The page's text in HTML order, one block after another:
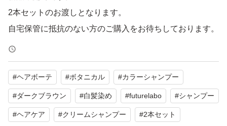
2本セットのお渡しとなります。
自宅保管に抵抗のない方のご購入をお待ちしております。
#ヘアボーテ #ボタニカル #カラーシャンプー
#ダークブラウン #白髪染め #futurelabo #シャンプー
#ヘアケア #クリームシャンプー #2本セット